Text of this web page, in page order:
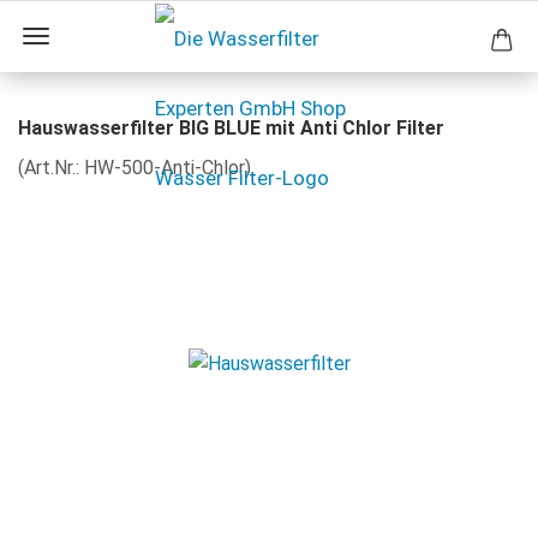
Hauswasserfilter BIG BLUE mit Anti Chlor Filter
(Art.Nr.: HW-500-Anti-Chlor)